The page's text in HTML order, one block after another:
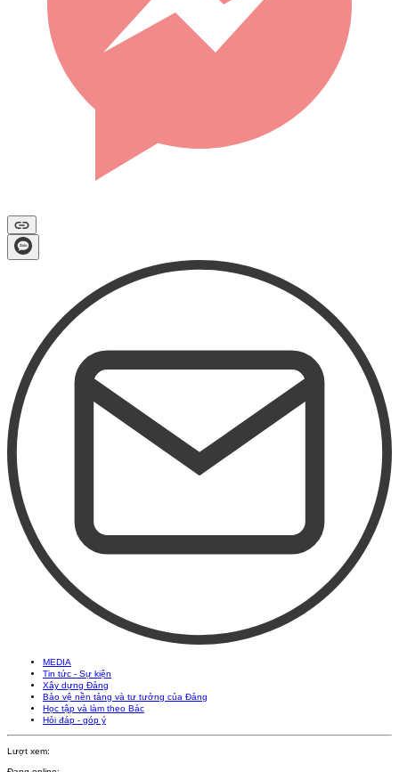
MEDIA
Tin tức - Sự kiện
Xây dựng Đảng
Bảo vệ nền tảng và tư tưởng của Đảng
Học tập và làm theo Bác
Hỏi đáp - góp ý
Lượt xem: